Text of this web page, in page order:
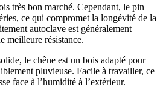
très bon marché. Cependant, le pin
ce qui compromet la longévité de la
autoclave est généralement
meilleure résistance.
le chêne est un bois adapté pour
pluvieuse. Facile à travailler, ce
face à l’humidité à l’extérieur.